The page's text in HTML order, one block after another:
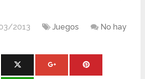
2013 Juegos
No hay